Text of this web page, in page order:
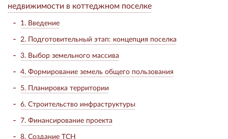
недвижимости в коттеджном поселке
1. Введение
2. Подготовительный этап: концепция поселка
3. Выбор земельного массива
4. Формирование земель общего пользования
5. Планировка территории
6. Строительство инфраструктуры
7. Финансирование проекта
8. Создание ТСН